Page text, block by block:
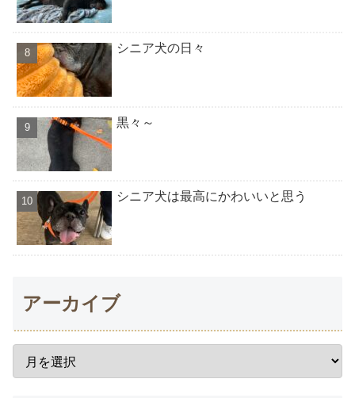
シニア犬の日々
黒々～
シニア犬は最高にかわいいと思う
アーカイブ